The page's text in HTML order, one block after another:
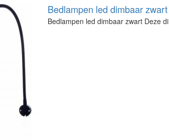
Bedlampen led dimbaar zwart
Bedlampen led dimbaar zwart Deze